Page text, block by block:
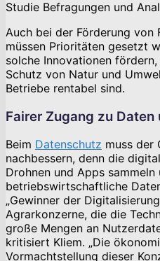
Studie Befragungen und
Auch bei der Förderung von
müssen Prioritäten gesetzt
solche Innovationen
Schutz von Natur und
Betriebe rentabel sind.
Fairer Zugang zu
Beim Datenschutz muss der
nachbessern, denn die
Drohnen und Apps sammeln
betriebswirtschaftliche
„Gewinner der
Agrarkonzerne, die die
große Mengen an
kritisiert Kliem. „Die
Vormachtstellung dieser